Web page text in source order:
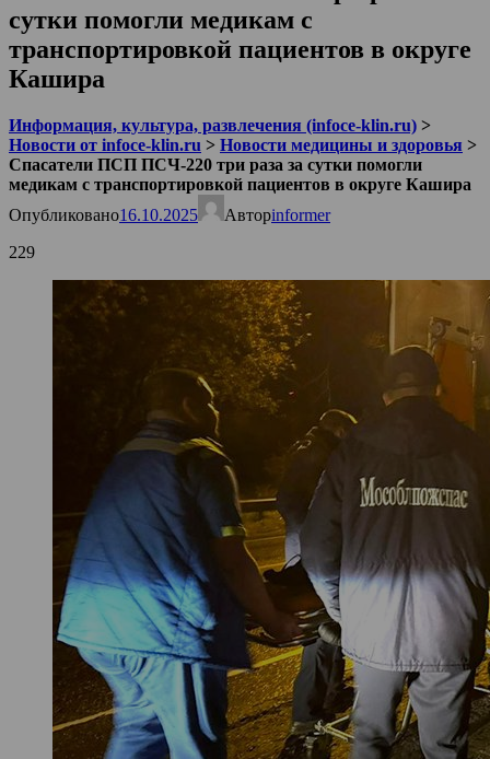
сутки помогли медикам с
транспортировкой пациентов в округе
Кашира
Информация, культура, развлечения (infoce-klin.ru) >
Новости от infoce-klin.ru > Новости медицины и здоровья >
Спасатели ПСП ПСЧ-220 три раза за сутки помогли
медикам с транспортировкой пациентов в округе Кашира
Опубликовано16.10.2025 Авторinformer
229